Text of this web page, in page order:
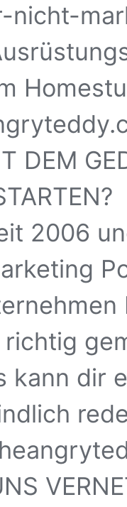
nicht-
DEM
2006
kann dir